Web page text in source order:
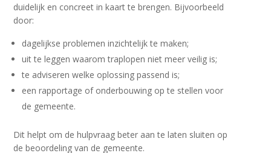
duidelijk en concreet in kaart te brengen. Bijvoorbeeld
door:
dagelijkse problemen inzichtelijk te maken;
uit te leggen waarom traplopen niet meer veilig is;
te adviseren welke oplossing passend is;
een rapportage of onderbouwing op te stellen voor
de gemeente.
Dit helpt om de hulpvraag beter aan te laten sluiten op
de beoordeling van de gemeente.